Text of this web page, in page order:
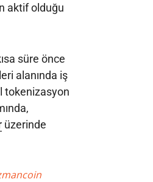
aktif olduğu
süre önce
alanında iş
tokenizasyon
üzerinde